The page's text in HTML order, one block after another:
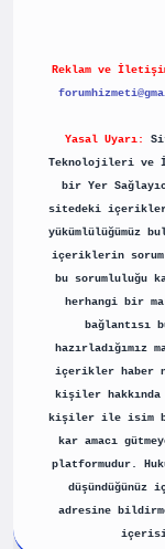
Reklam ve
Yasal Uyarı:
Teknolojileri ve
bir Yer
sitedeki içerikleri
yükümlülüğümüz
içeriklerin
bu sorumluluğu
herhangi bir
bağlantısı
hazırladığımız
içerikler haber
kişiler hakkında
kişiler ile isim
kar amacı
platformudur.
adresine